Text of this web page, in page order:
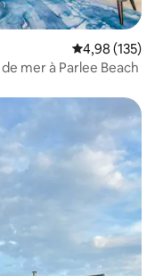
Note
4,98 (135)
mer à Parlee Beach